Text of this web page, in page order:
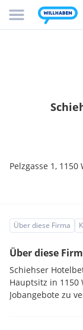
Pelzgasse 1, 1150
Über diese Firma
Über diese
Schiehser
Hauptsitz in 1150
Jobangebote zu